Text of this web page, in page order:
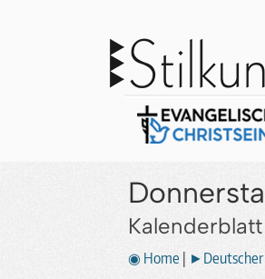
◉ Home ►Deutscher